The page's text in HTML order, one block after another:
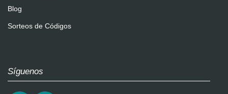
Blog
Sorteos de Códigos
Síguenos